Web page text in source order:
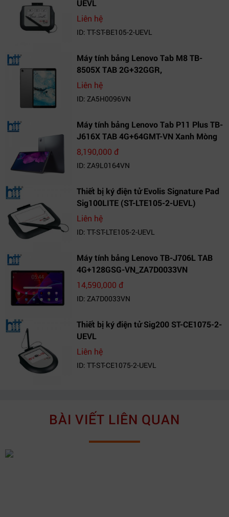
UEVL
Liên hệ
ID: TT-ST-BE105-2-UEVL
Máy tính bảng Lenovo Tab M8 TB-
8505X TAB 2G+32GGR,
VN_ZA5H0096VN
Liên hệ
ID: ZA5H0096VN
Máy tính bảng Lenovo Tab P11 Plus TB-
J616X TAB 4G+64GMT-VN Xanh Mòng
Két_ZA9L0164VN
8,190,000 đ
ID: ZA9L0164VN
Thiết bị ký điện tử Evolis Signature Pad
Sig100LITE (ST-LTE105-2-UEVL)
Liên hệ
ID: TT-ST-LTE105-2-UEVL
Máy tính bảng Lenovo TB-J706L TAB
4G+128GSG-VN_ZA7D0033VN
14,590,000 đ
ID: ZA7D0033VN
Thiết bị ký điện tử Sig200 ST-CE1075-2-
UEVL
Liên hệ
ID: TT-ST-CE1075-2-UEVL
BÀI VIẾT LIÊN QUAN